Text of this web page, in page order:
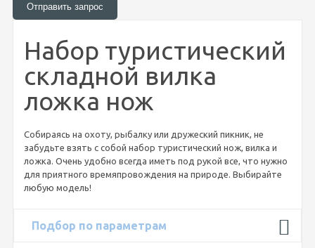
Набор туристический
складной вилка
ложка нож
Собираясь на охоту, рыбалку или дружеский пикник, не
забудьте взять с собой набор туристический нож, вилка и
ложка. Очень удобно всегда иметь под рукой все, что нужно
для приятного времяпровождения на природе. Выбирайте
любую модель!
Подбор по параметрам